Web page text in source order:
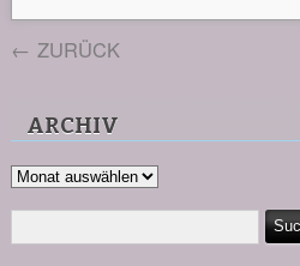
← ZURÜCK
ARCHIV
Archiv